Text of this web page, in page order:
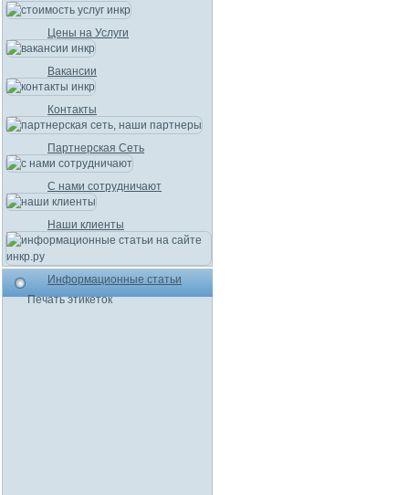
Цены на Услуги
Вакансии
Контакты
Партнерская Сеть
С нами сотрудничают
Наши клиенты
Информационные статьи
Печать этикеток